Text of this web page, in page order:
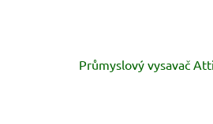
Průmyslový vysavač